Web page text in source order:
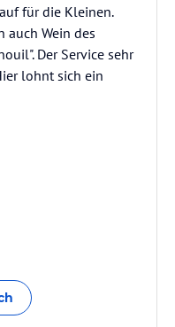
für die Kleinen.
auch Wein des
Der Service sehr
lohnt sich ein